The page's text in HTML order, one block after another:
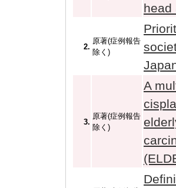
head
2.
原著(症例報告
除く)
3.
原著(症例報告
除く)
A